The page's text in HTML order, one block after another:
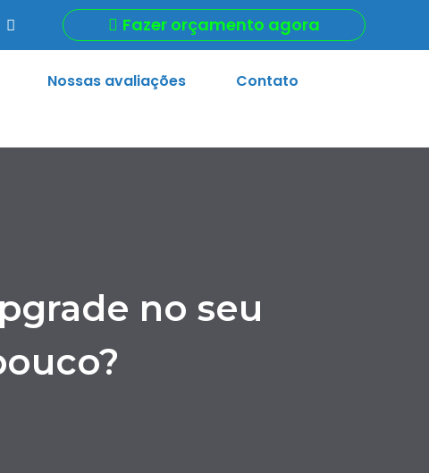
Fazer orçamento agora
Nossas avaliações
Contato
no seu